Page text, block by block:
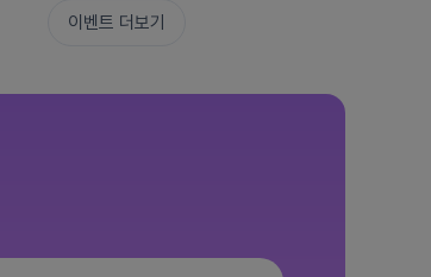
이벤트 더보기